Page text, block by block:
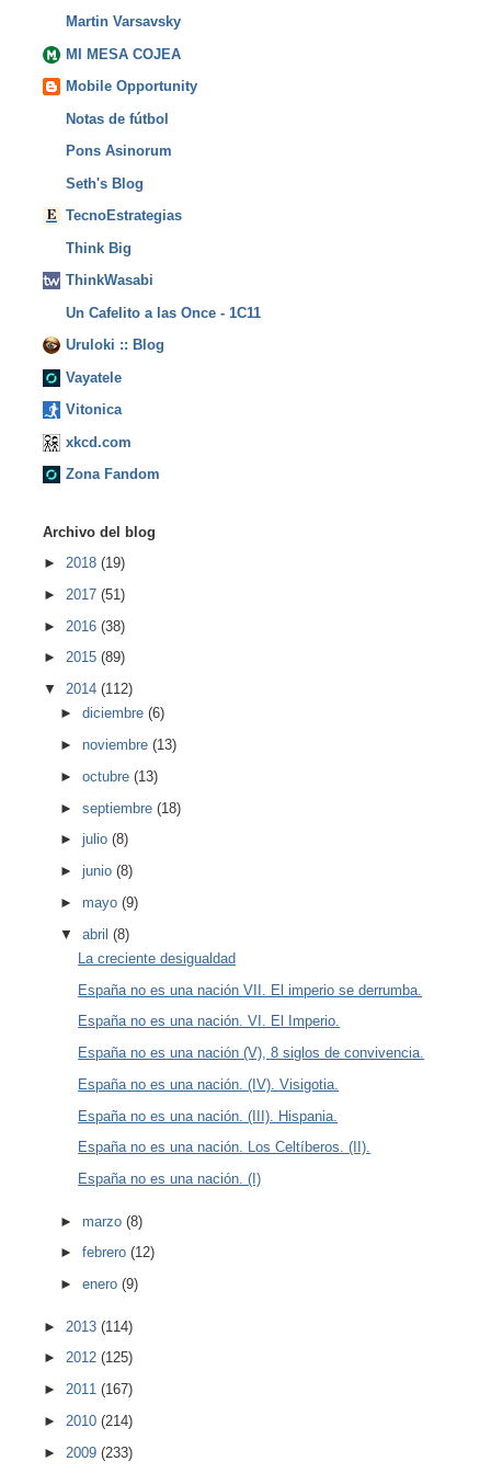
Martin Varsavsky
MI MESA COJEA
Mobile Opportunity
Notas de fútbol
Pons Asinorum
Seth's Blog
TecnoEstrategias
Think Big
ThinkWasabi
Un Cafelito a las Once - 1C11
Uruloki :: Blog
Vayatele
Vitonica
xkcd.com
Zona Fandom
Archivo del blog
► 2018 (19)
► 2017 (51)
► 2016 (38)
► 2015 (89)
▼ 2014 (112)
►diciembre(6)
►noviembre(13)
►octubre(13)
►septiembre(18)
►julio(8)
►junio(8)
►mayo(9)
▼abril(8)
La creciente desigualdad
España no es una nación VII. El imperio se derrumba.
España no es una nación. VI. El Imperio.
España no es una nación (V), 8 siglos de convivencia.
España no es una nación. (IV). Visigotia.
España no es una nación. (III). Hispania.
España no es una nación. Los Celtíberos. (II).
España no es una nación. (I)
►marzo(8)
►febrero(12)
►enero(9)
► 2013 (114)
► 2012 (125)
► 2011 (167)
► 2010 (214)
► 2009 (233)